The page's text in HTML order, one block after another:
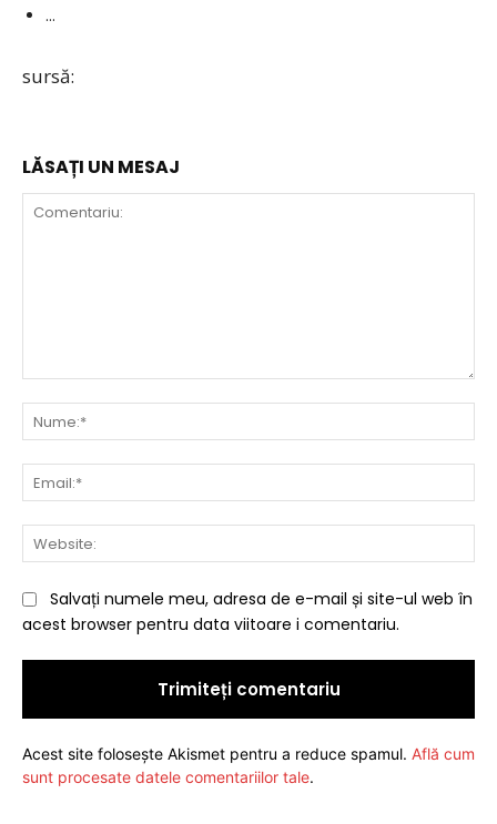
…
sursă:
LĂSAȚI UN MESAJ
Salvați numele meu, adresa de e-mail și site-ul web în
acest browser pentru data viitoare i comentariu.
Acest site folosește Akismet pentru a reduce spamul. Află cum
sunt procesate datele comentariilor tale.